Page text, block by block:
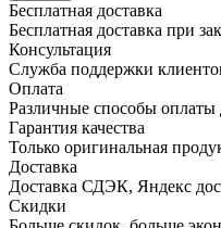
Бесплатная доставка
Бесплатная доставка при
Консультация
Служба поддержки
Оплата
Различные способы оплаты
Гарантия качества
Только оригинальная
Доставка
Доставка СДЭК, Яндекс
Скидки